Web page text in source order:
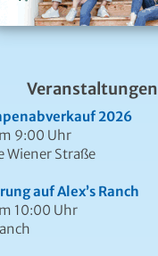
Veranstaltungen
2026
9:00 Uhr
Wiener Straße
auf Alex’s Ranch
10:00 Uhr